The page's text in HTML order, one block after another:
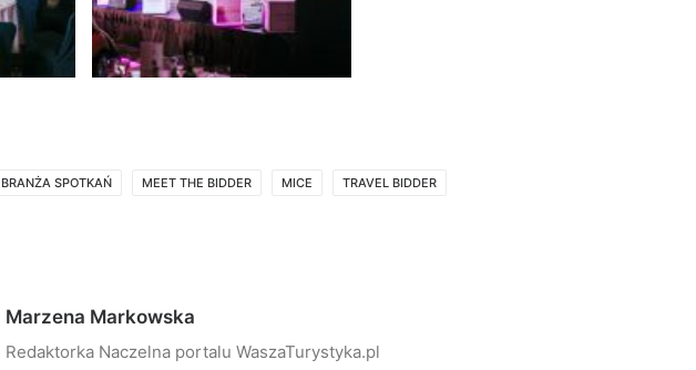
BRANŻA SPOTKAŃ MEET THE BIDDER MICE TRAVEL BIDDER
Marzena Markowska
Redaktorka Naczelna portalu WaszaTurystyka.pl